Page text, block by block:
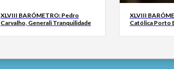
XLVIII BARÓMETRO: Pedro
Carvalho, Generali Tranquilidade
XLVIII
Católica Porto